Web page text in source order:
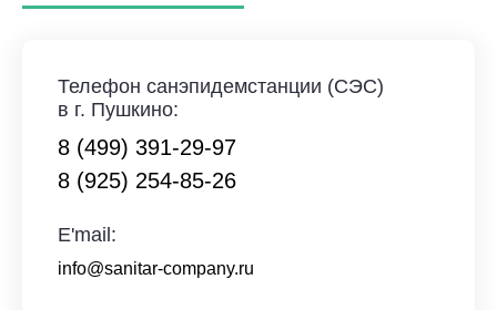
Телефон санэпидемстанции (СЭС)
в г. Пушкино:
8 (499) 391-29-97
8 (925) 254-85-26
E'mail:
info@sanitar-company.ru